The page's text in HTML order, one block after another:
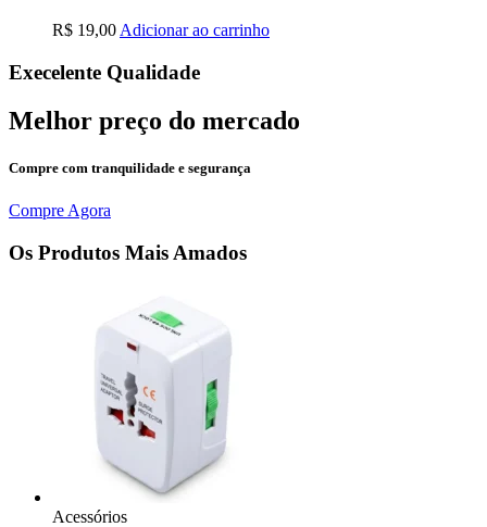
R$ 19,00 Adicionar ao carrinho
Execelente Qualidade
Melhor preço do mercado
Compre com tranquilidade e segurança
Compre Agora
Os Produtos Mais Amados
Acessórios